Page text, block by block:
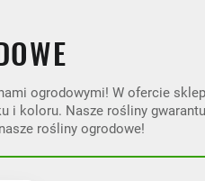
ogrodowymi! W ofercie
i koloru. Nasze rośliny
rośliny ogrodowe!